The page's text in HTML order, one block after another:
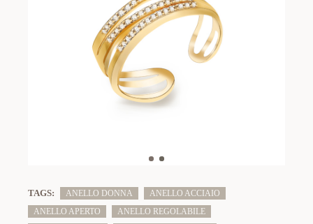
TAGS: ANELLO DONNA
ANELLO ACCIAIO
ANELLO APERTO
ANELLO REGOLABILE